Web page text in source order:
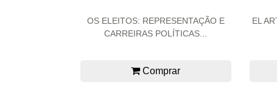
OS ELEITOS: REPRESENTAÇÃO E
CARREIRAS POLÍTICAS...
Comprar
EL